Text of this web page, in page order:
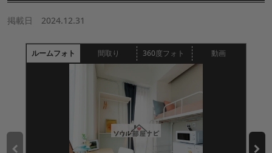
掲載日 2024.12.31
ルームフォト 間取り 360度フォト 動画